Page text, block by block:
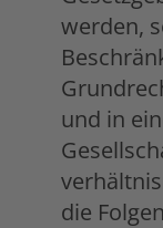
werden,
und in
die